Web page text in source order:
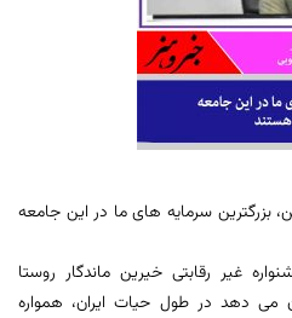
بزرگترین سرمایه های ما در این جامعه
غیر رقابتی خیرین ماندگار روستا
می دهد در طول حیات ایران، همواره